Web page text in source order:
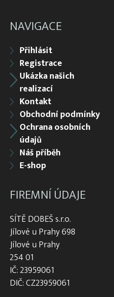
NAVIGACE
Přihlásit
Registrace
Ukázka našich
realizací
Kontakt
Obchodní podmínky
Ochrana osobních
údajů
Náš příběh
E-shop
FIREMNÍ ÚDAJE
SÍTĚ DOBEŠ s.r.o.
Jílové u Prahy 698
Jílové u Prahy
254 01
IČ: 23959061
DIČ: CZ23959061